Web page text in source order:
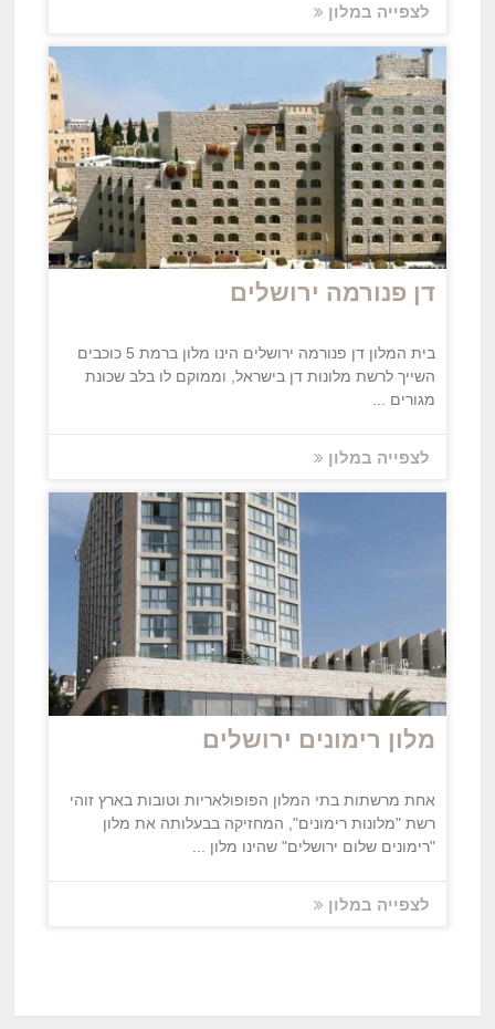
לצפייה במלון
דן פנורמה ירושלים
בית המלון דן פנורמה ירושלים הינו מלון ברמת 5 כוכבים
השייך לרשת מלונות דן בישראל, וממוקם לו בלב שכונת
מגורים ...
לצפייה במלון
מלון רימונים ירושלים
אחת מרשתות בתי המלון הפופולאריות וטובות בארץ זוהי
רשת "מלונות רימונים", המחזיקה בבעלותה את מלון
"רימונים שלום ירושלים" שהינו מלון ...
לצפייה במלון